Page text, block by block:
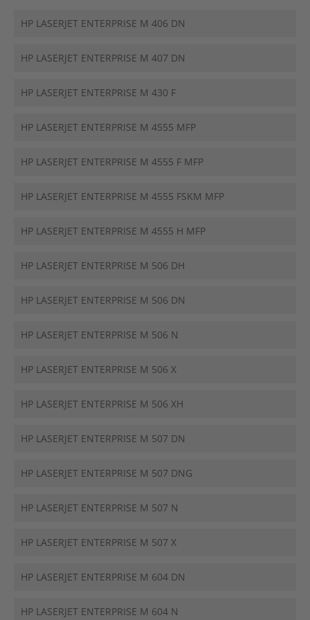
HP LASERJET ENTERPRISE M 406 DN
HP LASERJET ENTERPRISE M 407 DN
HP LASERJET ENTERPRISE M 430 F
HP LASERJET ENTERPRISE M 4555 MFP
HP LASERJET ENTERPRISE M 4555 F MFP
HP LASERJET ENTERPRISE M 4555 FSKM MFP
HP LASERJET ENTERPRISE M 4555 H MFP
HP LASERJET ENTERPRISE M 506 DH
HP LASERJET ENTERPRISE M 506 DN
HP LASERJET ENTERPRISE M 506 N
HP LASERJET ENTERPRISE M 506 X
HP LASERJET ENTERPRISE M 506 XH
HP LASERJET ENTERPRISE M 507 DN
HP LASERJET ENTERPRISE M 507 DNG
HP LASERJET ENTERPRISE M 507 N
HP LASERJET ENTERPRISE M 507 X
HP LASERJET ENTERPRISE M 604 DN
HP LASERJET ENTERPRISE M 604 N